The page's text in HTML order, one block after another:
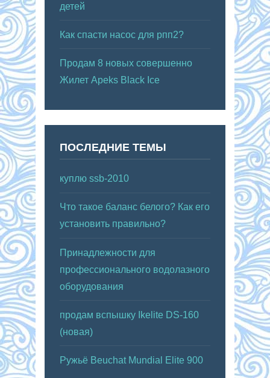
детей
Как спасти насос для рпп2?
Продам 8 новых совершенно
Жилет Apeks Black Ice
ПОСЛЕДНИЕ ТЕМЫ
куплю ssb-2010
Что такое баланс белого? Как его
установить правильно?
Принадлежности для
профессионального водолазного
оборудования
продам вспышку Ikelite DS-160
(новая)
Ружьё Beuchat Mundial Elite 900